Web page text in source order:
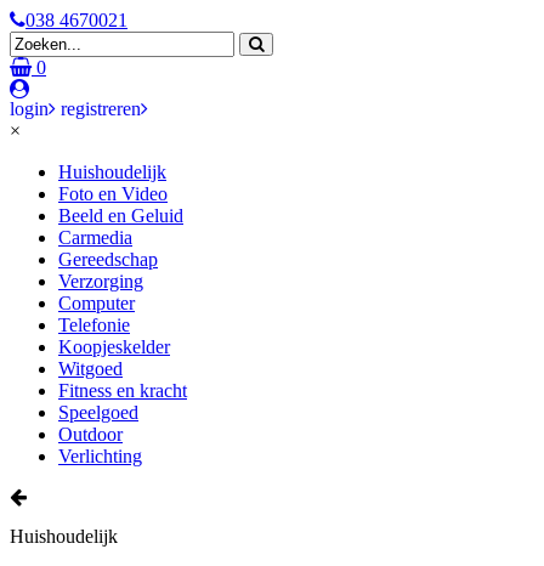
038 4670021
0
login
registreren
×
Huishoudelijk
Foto en Video
Beeld en Geluid
Carmedia
Gereedschap
Verzorging
Computer
Telefonie
Koopjeskelder
Witgoed
Fitness en kracht
Speelgoed
Outdoor
Verlichting
Huishoudelijk